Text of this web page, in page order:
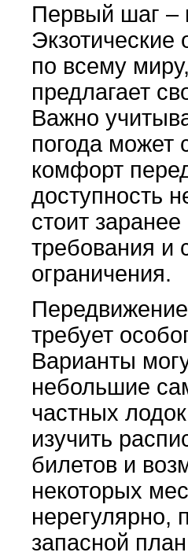
Первый шаг –
Экзотические
по всему
предлагает
Важно
погода может
комфорт
доступность
стоит
требования и
ограничения.
требует
Варианты
небольшие
частных
изучить
билетов и
некоторых
нерегулярно,
запасной